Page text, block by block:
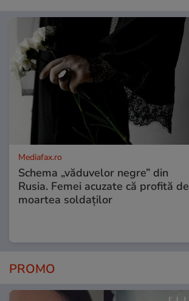
Mediafax.ro
Schema „văduvelor negre” din
Rusia. Femei acuzate că profită de
moartea soldaților
PROMO